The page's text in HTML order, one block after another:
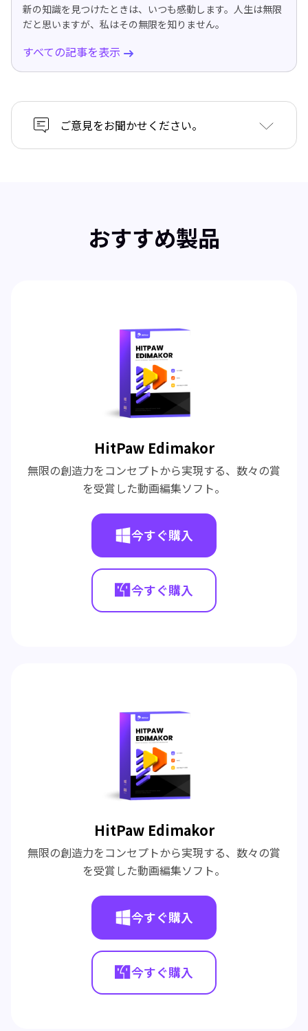
新の知識を見つけたときは、いつも感動します。人生は無限
だと思いますが、私はその無限を知りません。
すべての記事を表示
ご意見をお聞かせください。
おすすめ製品
HitPaw Edimakor
無限の創造力をコンセプトから実現する、数々の賞
を受賞した動画編集ソフト。
今すぐ購入
今すぐ購入
HitPaw Edimakor
無限の創造力をコンセプトから実現する、数々の賞
を受賞した動画編集ソフト。
今すぐ購入
今すぐ購入